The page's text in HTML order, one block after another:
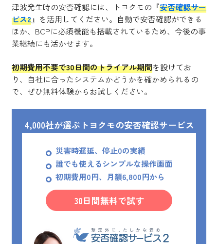
津波発生時の安否確認には、トヨクモの『安否確認サー
ビス2』を活用してください。自動で安否確認ができる
ほか、BCPに必須機能も搭載されているため、今後の事
業継続にも活かせます。
初期費用不要で30日間のトライアル期間を設けてお
り、自社に合ったシステムかどうかを確かめられるの
で、ぜひ無料体験からお試しください。
4,000社が選ぶトヨクモの安否確認サービス
災害時遅延、停止0の実績
誰でも使えるシンプルな操作画面
初期費用0円、月額6,800円から
30日間無料で試す